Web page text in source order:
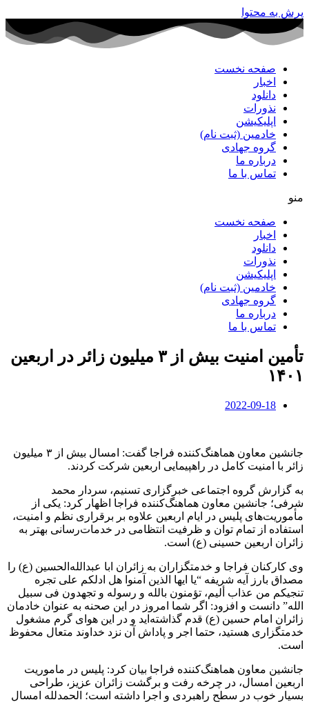
پرش به محتوا
صفحه نخست
اخبار
دانلود
نذورات
اپلیکیشن
خادمین (ثبت نام)
گروه جهادی
درباره ما
تماس با ما
منو
صفحه نخست
اخبار
دانلود
نذورات
اپلیکیشن
خادمین (ثبت نام)
گروه جهادی
درباره ما
تماس با ما
تأمین امنیت بیش از ۳ میلیون زائر در اربعین
۱۴۰۱
2022-09-18
جانشین معاون هماهنگ‌کننده فراجا گفت: امسال بیش از ۳ میلیون
زائر با امنیت کامل در راهپیمایی اربعین شرکت کردند.
به گزارش گروه اجتماعی خبرگزاری تسنیم، سردار محمد
شرفی؛ جانشین معاون هماهنگ‌کننده فراجا اظهار کرد: یکی از
مأموریت‌های پلیس در ایام اربعین علاوه بر برقراری نظم و امنیت،
استفاده از تمام توان و ظرفیت انتظامی در خدمات‌رسانی بهتر به
زائران اربعین حسینی (ع) است.
وی کارکنان فراجا و خدمتگزاران به زائران ابا عبدالله‌الحسین (ع) را
مصداق بارز آیه شریفه “یا ایها الذین آمنوا هل ادلکم علی تجره
تنجیکم من عذاب ألیم، تؤمنون بالله و رسوله و تجهدون فی سبیل
الله” دانست و افزود: اگر شما امروز در این صحنه به عنوان خادمان
زائران امام حسین (ع) قدم گذاشته‌اید و در این هوای گرم مشغول
خدمتگزاری هستید، حتما اجر و پاداش آن نزد خداوند متعال محفوظ
است.
جانشین معاون هماهنگ‌کننده فراجا بیان کرد: پلیس در ماموریت
اربعین امسال، در چرخه رفت و برگشت زائران عزیز، طراحی
بسیار خوب در سطح راهبردی و اجرا داشته است؛ الحمدلله امسال